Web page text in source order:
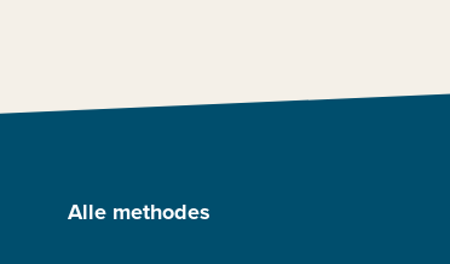
Alle methodes